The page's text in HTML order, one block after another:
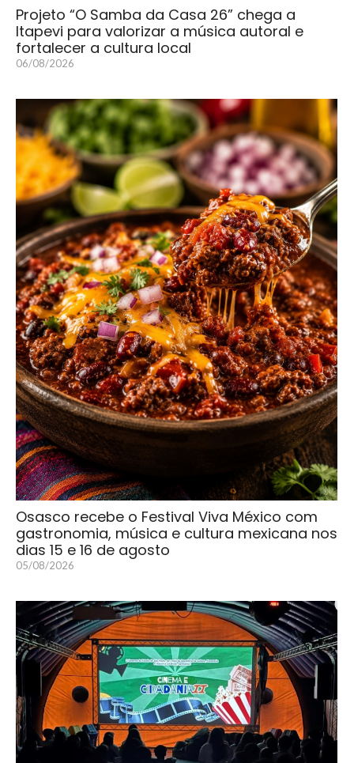
Projeto “O Samba da Casa 26” chega a
Itapevi para valorizar a música autoral e
fortalecer a cultura local
06/08/2026
Osasco recebe o Festival Viva México com
gastronomia, música e cultura mexicana nos
dias 15 e 16 de agosto
05/08/2026